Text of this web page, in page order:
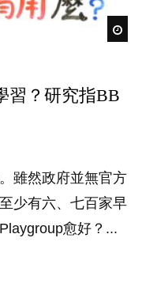
習？研究指BB
雖然政府並無官方
少有六、七百家早
愈好？...